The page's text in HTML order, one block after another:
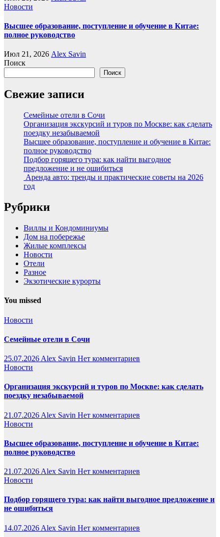
Новости
Высшее образование, поступление и обучение в Китае:
полное руководство
Июл 21, 2026 Alex Savin
Поиск
Поиск
Свежие записи
Семейные отели в Сочи
Организация экскурсий и туров по Москве: как сделать
поездку незабываемой
Высшее образование, поступление и обучение в Китае:
полное руководство
Подбор горящего тура: как найти выгодное
предложение и не ошибиться
Аренда авто: тренды и практические советы на 2026
год
Рубрики
Виллы и Кондоминиумы
Дом на побережье
Жилые комплексы
Новости
Отели
Разное
Экзотические курорты
You missed
Новости
Семейные отели в Сочи
25.07.2026 Alex Savin Нет комментариев
Новости
Организация экскурсий и туров по Москве: как сделать
поездку незабываемой
21.07.2026 Alex Savin Нет комментариев
Новости
Высшее образование, поступление и обучение в Китае:
полное руководство
21.07.2026 Alex Savin Нет комментариев
Новости
Подбор горящего тура: как найти выгодное предложение и
не ошибиться
14.07.2026 Alex Savin Нет комментариев